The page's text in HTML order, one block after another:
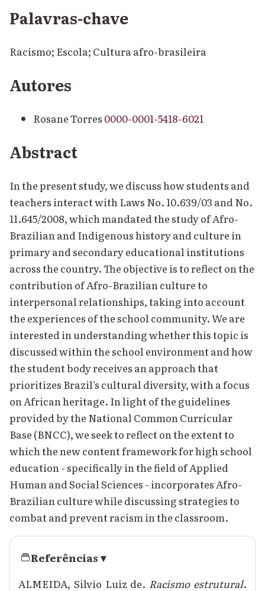
Palavras-chave
Racismo; Escola; Cultura afro-brasileira
Autores
Rosane Torres 0000-0001-5418-6021
Abstract
In the present study, we discuss how students and
teachers interact with Laws No. 10.639/03 and No.
11.645/2008, which mandated the study of Afro-
Brazilian and Indigenous history and culture in
primary and secondary educational institutions
across the country. The objective is to reflect on the
contribution of Afro-Brazilian culture to
interpersonal relationships, taking into account
the experiences of the school community. We are
interested in understanding whether this topic is
discussed within the school environment and how
the student body receives an approach that
prioritizes Brazil's cultural diversity, with a focus
on African heritage. In light of the guidelines
provided by the National Common Curricular
Base (BNCC), we seek to reflect on the extent to
which the new content framework for high school
education - specifically in the field of Applied
Human and Social Sciences - incorporates Afro-
Brazilian culture while discussing strategies to
combat and prevent racism in the classroom.
Referências▾
ALMEIDA, Silvio Luiz de. Racismo estrutural.